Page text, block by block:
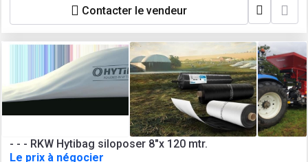
Contacter le vendeur
- - - RKW Hytibag siloposer 8"x 120 mtr.
Le prix à négocier